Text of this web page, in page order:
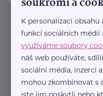
Pravidelný přísun
podpora pro rodiče i
Newsletter webu
K personalizaci
funkcí sociálních médií
využíváme soubory
náš web používáte,
sociální média, inzerci
mohou zkombinovat s